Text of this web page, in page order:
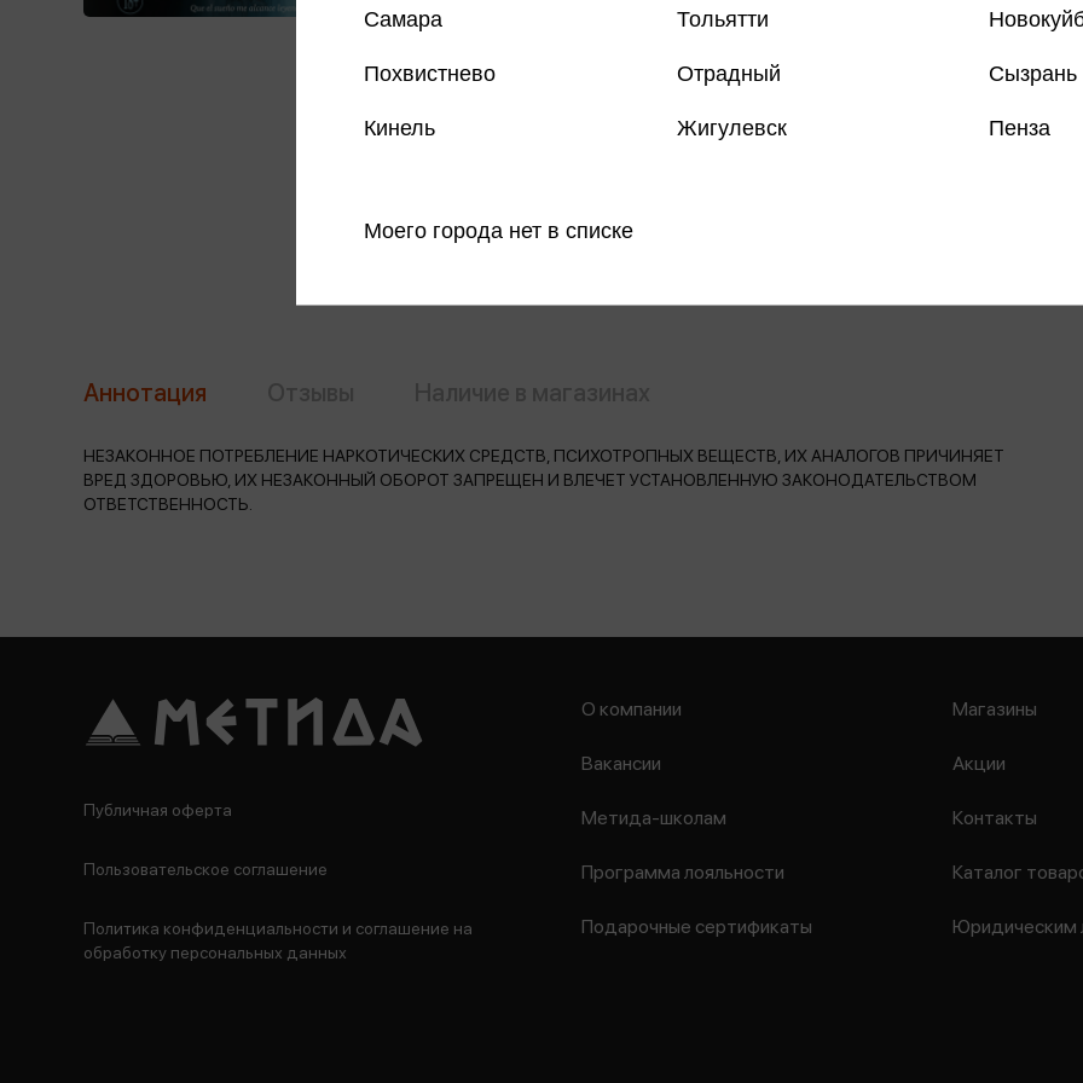
Аннотация
НЕЗАКОННОЕ ПОТРЕБЛЕНИЕ НАРКОТИЧЕСКИХ СРЕДСТВ, ПСИХОТРОПНЫХ ВЕЩЕСТВ, ИХ АНАЛОГОВ ПРИЧИНЯЕТ
ВРЕД ЗДОРОВЬЮ, ИХ НЕЗАКОННЫЙ ОБОРОТ ЗАПРЕЩЕН И ВЛЕЧЕТ УСТАНОВЛЕННУЮ ЗАКОНОДАТЕЛЬСТВОМ
ОТВЕТСТВЕННОСТЬ.
Самара Тольятти
Похвистнево Отрадный Сызрань
Кинель Жигулевск Пенза
Моего города нет в списке
О компании
Вакансии
Метида-школам
Программа лояльности
Подарочные сертификаты
Магазины
Акции
Контакты
Каталог
Юридическим
Публичная оферта
Пользовательское соглашение
Политика конфиденциальности и соглашение на
обработку персональных данных